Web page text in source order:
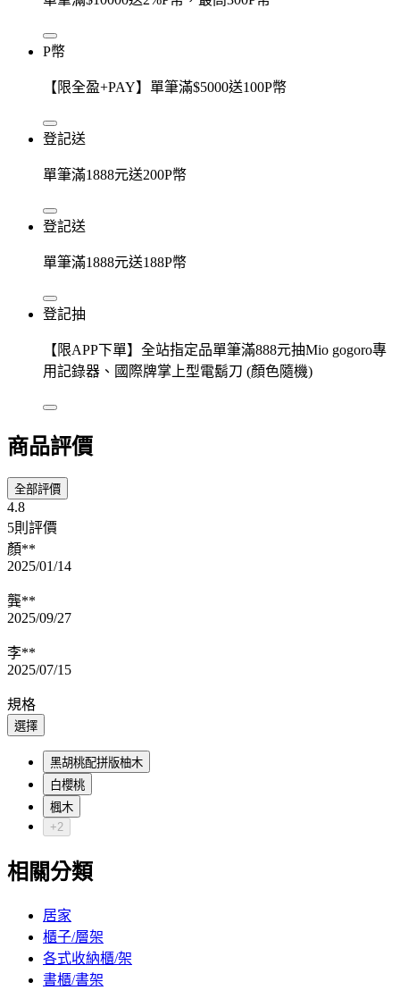
P幣
【限全盈+PAY】單筆滿$5000送100P幣
登記送
單筆滿1888元送200P幣
登記送
單筆滿1888元送188P幣
登記抽
【限APP下單】全站指定品單筆滿888元抽Mio gogoro專
用記錄器、國際牌掌上型電鬍刀 (顏色隨機)
商品評價
全部評價
4.8
5則評價
顏**
2025/01/14
龔**
2025/09/27
李**
2025/07/15
規格
選擇
黑胡桃配拼版柚木
白櫻桃
楓木
+2
相關分類
居家
櫃子/層架
各式收納櫃/架
書櫃/書架